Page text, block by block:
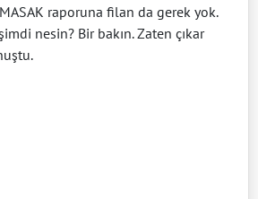
raporuna filan da gerek yok.
nesin? Bir bakın. Zaten çıkar